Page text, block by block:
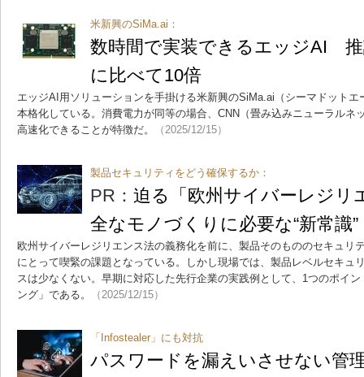
米新興のSiMa.ai：
数時間で実装できるエッジAI 推
に比べて10倍
エッジAI用ソリューションを手掛ける米新興のSiMa.ai（シーマドット
本格化している。消費電力が同等の場合、CNN（畳み込みニューラルネ
高速化できることが特徴だ。
（2025/12/15）
製品セキュリティをどう確保するか：
PR： 迫る「欧州サイバーレジリ
全なモノづくりに必要な“新常識”
欧州サイバーレジリエンス法の義務化を前に、製品そのもののセキュリ
にとって喫緊の課題となっている。しかし現場では、製品レベルセキュ
スは少なくない。早期に対応した先行企業の実践例として、1つのポイ
ング」である。
（2025/12/15）
「Infostealer」にも対抗
パスワードを漏えいさせない管